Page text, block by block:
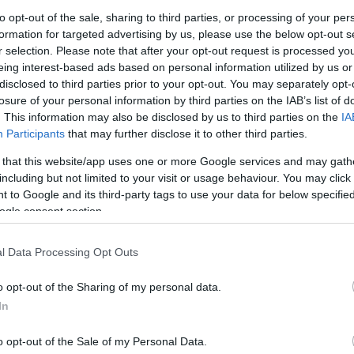
opt-out of the sale, sharing to third parties, or processing of your
for targeted advertising by us, please use the below opt-out
selection. Please note that after your opt-out request is processed
interest-based ads based on personal information utilized by us
to third parties prior to your opt-out. You may separately
of your personal information by third parties on the IAB’s list of
This information may also be disclosed by us to third parties on the
Participants that may further disclose it to other third parties.
that this website/app uses one or more Google services and may
but not limited to your visit or usage behaviour. You may
to Google and its third-party tags to use your data for below
consent section.
Data Processing Opt Outs
opt-out of the Sharing of my personal data.
opt-out of the Sale of my Personal Data.
στον τύπο την 25/1/2024 ο
έργου Τρία Γεφύρια - Βρυώνη στο ΕΣΠΑ 2021-
έθεσε ζητήματα για την προοπτική της
και αφετέρου ερωτηματικά για τις
ήταν ώριμη και η Περιφέρεια έτοιμη να
έχει πάρα πολλές αδυναμίες. Κυρίως η
επιχειρήσεις. Πρέπει να το δούμε αυτό, γιατί
κατοικίες, επειδή γνωρίζουμε τι σημαίνει
κανένας Πρωθυπουργός ή Υπουργικό Συμβούλιο
απαλλοτριώσεων, όπου διαλύει νοικοκυριά.
κατοικίες. Εμείς λοιπόν, πρέπει να
στα νοικοκυριά, ακυρώνοντας αγώνες
ένα ακίνητο. (…).»